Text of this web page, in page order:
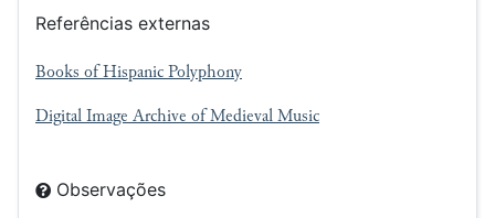
Referências externas
Books of Hispanic Polyphony
Digital Image Archive of Medieval Music
Observações